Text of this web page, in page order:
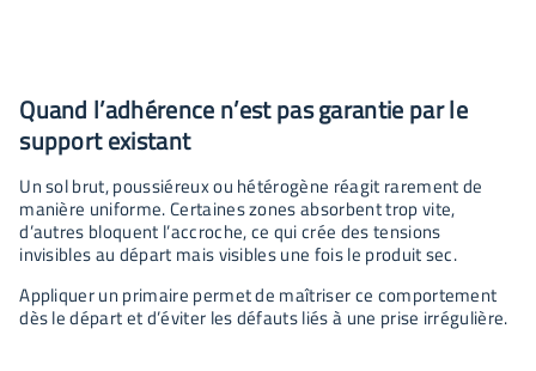
Quand l’adhérence n’est pas garantie par le
support existant
Un sol brut, poussiéreux ou hétérogène réagit rarement de
manière uniforme. Certaines zones absorbent trop vite,
d’autres bloquent l’accroche, ce qui crée des tensions
invisibles au départ mais visibles une fois le produit sec.
Appliquer un primaire permet de maîtriser ce comportement
dès le départ et d’éviter les défauts liés à une prise irrégulière.